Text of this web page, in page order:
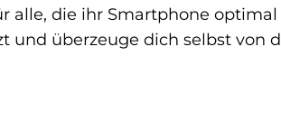
alle, die ihr Smartphone
und überzeuge dich selbst von